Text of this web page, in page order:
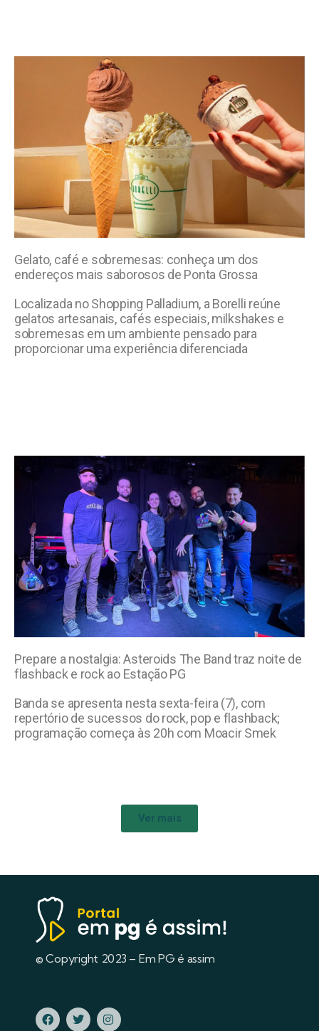
Gelato, café e sobremesas: conheça um dos
endereços mais saborosos de Ponta Grossa
Localizada no Shopping Palladium, a Borelli reúne
gelatos artesanais, cafés especiais, milkshakes e
sobremesas em um ambiente pensado para
proporcionar uma experiência diferenciada
Prepare a nostalgia: Asteroids The Band traz noite de
flashback e rock ao Estação PG
Banda se apresenta nesta sexta-feira (7), com
repertório de sucessos do rock, pop e flashback;
programação começa às 20h com Moacir Smek
Ver mais
© Copyright 2023 – Em PG é assim